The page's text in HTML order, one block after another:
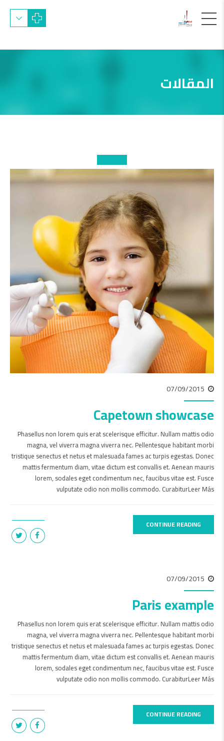
المقالات
07/09/2015
Capetown showcase
Phasellus non lorem quis erat scelerisque efficitur. Nullam mattis odio
magna, vel viverra magna viverra nec. Pellentesque habitant morbi
tristique senectus et netus et malesuada fames ac turpis egestas. Donec
mattis fermentum diam, vitae dictum est convallis et. Aenean mauris
lorem, sodales eget condimentum nec, faucibus vitae est. Fusce
vulputate odio non mollis commodo. CurabiturLeer Más
CONTINUE READING
07/09/2015
Paris example
Phasellus non lorem quis erat scelerisque efficitur. Nullam mattis odio
magna, vel viverra magna viverra nec. Pellentesque habitant morbi
tristique senectus et netus et malesuada fames ac turpis egestas. Donec
mattis fermentum diam, vitae dictum est convallis et. Aenean mauris
lorem, sodales eget condimentum nec, faucibus vitae est. Fusce
vulputate odio non mollis commodo. CurabiturLeer Más
CONTINUE READING